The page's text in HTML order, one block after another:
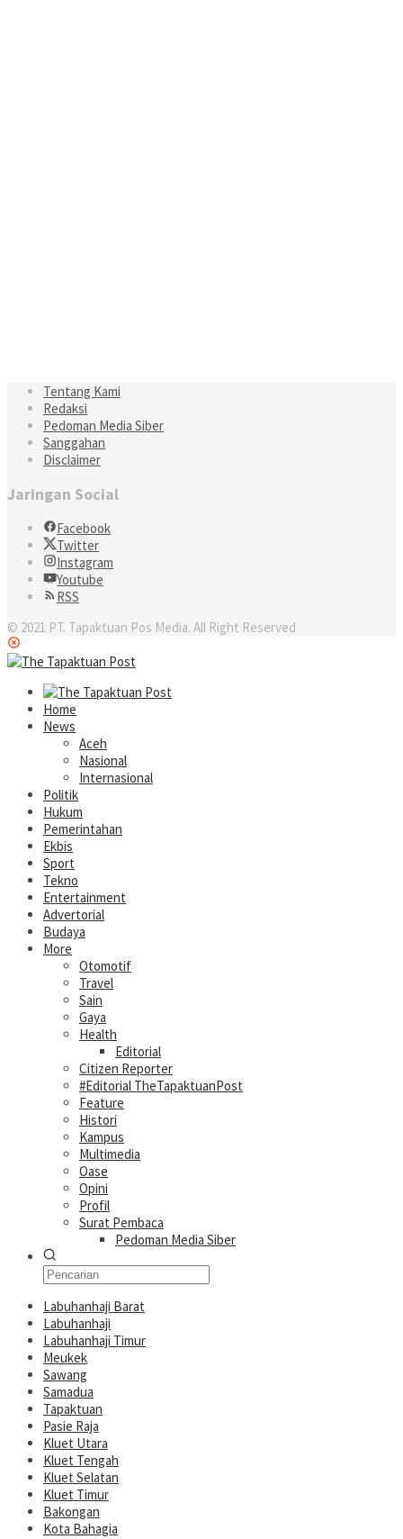
Tentang Kami
Redaksi
Pedoman Media Siber
Sanggahan
Disclaimer
Jaringan Social
Facebook
Twitter
Instagram
Youtube
RSS
© 2021 PT. Tapaktuan Pos Media. All Right Reserved
Home
News
Aceh
Nasional
Internasional
Politik
Hukum
Pemerintahan
Ekbis
Sport
Tekno
Entertainment
Advertorial
Budaya
More
Otomotif
Travel
Sain
Gaya
Health
Editorial
Citizen Reporter
#Editorial TheTapaktuanPost
Feature
Histori
Kampus
Multimedia
Oase
Opini
Profil
Surat Pembaca
Pedoman Media Siber
Labuhanhaji Barat
Labuhanhaji
Labuhanhaji Timur
Meukek
Sawang
Samadua
Tapaktuan
Pasie Raja
Kluet Utara
Kluet Tengah
Kluet Selatan
Kluet Timur
Bakongan
Kota Bahagia